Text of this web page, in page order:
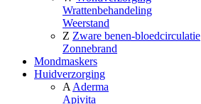
Wrattenbehandeling
Weerstand
Z Zware benen-bloedcirculatie
Zonnebrand
Mondmaskers
Huidverzorging
A Aderma
Apivita